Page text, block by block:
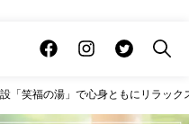
「笑福の湯」で心身ともにリラック